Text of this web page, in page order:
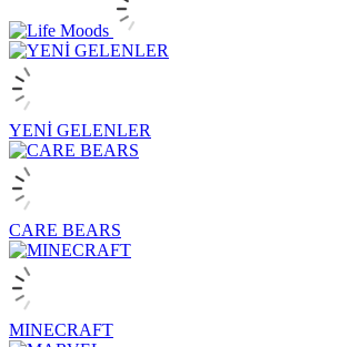
YENİ GELENLER
CARE BEARS
MINECRAFT